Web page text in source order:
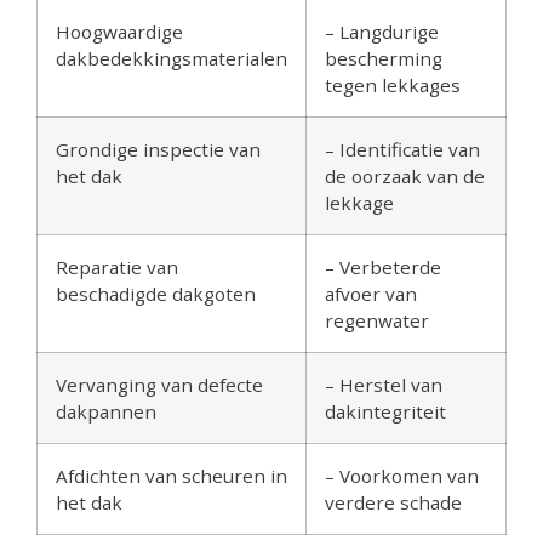
Hoogwaardige
dakbedekkingsmaterialen
– Langdurige
bescherming
tegen lekkages
Grondige inspectie van
het dak
– Identificatie van
de oorzaak van de
lekkage
Reparatie van
beschadigde dakgoten
– Verbeterde
afvoer van
regenwater
Vervanging van defecte
dakpannen
– Herstel van
dakintegriteit
Afdichten van scheuren in
het dak
– Voorkomen van
verdere schade